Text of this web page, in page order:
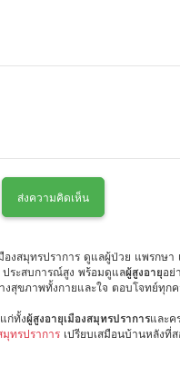
ส่งความคิดเห็น
งสมุทรปราการ ดูแลผู้ป่วย แพรกษ
ระสบการณ์สูง พร้อมดูแลผู้สูงอายุอย่
สุขภาพทั้งกายและใจ ตอบโจทย์ทุก
ก่ทั้งผู้สูงอายุเมืองสมุทรปราการและค
ทรปราการเปรียบเสมือนบ้านหลังที่